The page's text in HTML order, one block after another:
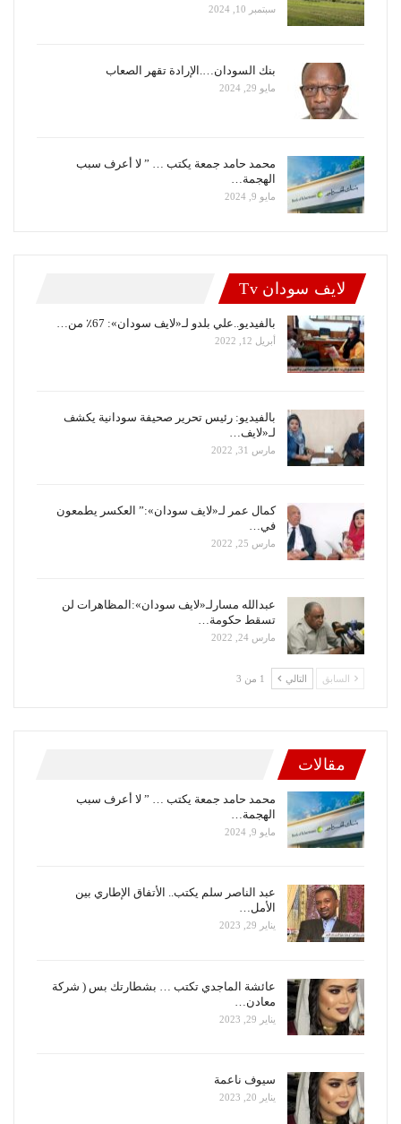
سبتمبر 10, 2024
بنك السودان….الإرادة تقهر الصعاب
مايو 29, 2024
محمد حامد جمعة يكتب … ” لا أعرف سبب
الهجمة…
مايو 9, 2024
لايف سودان Tv
بالفيديو..علي بلدو لـ«لايف سودان»: 67٪ من…
أبريل 12, 2022
بالفيديو: رئيس تحرير صحيفة سودانية يكشف
لـ«لايف…
مارس 31, 2022
كمال عمر لـ«لايف سودان»:” العكسر يطمعون
في…
مارس 25, 2022
عبدالله مسارلـ«لايف سودان»:المظاهرات لن
تسقط حكومة…
مارس 24, 2022
السابق التالي 1 من 3
مقالات
محمد حامد جمعة يكتب … ” لا أعرف سبب
الهجمة…
مايو 9, 2024
عبد الناصر سلم يكتب.. الأتفاق الإطاري بين
الأمل…
يناير 29, 2023
عائشة الماجدي تكتب … بشطارتك بس ( شركة
معادن…
يناير 29, 2023
سيوف ناعمة
يناير 20, 2023